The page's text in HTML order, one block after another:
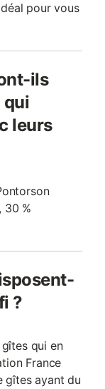
pour vous
ils
qui
leurs
30 %
?
qui en
France
gîtes ayant du